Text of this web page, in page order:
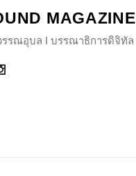
MAGAZINE
รรณอุบล I บรรณาธิการดิจิทัล